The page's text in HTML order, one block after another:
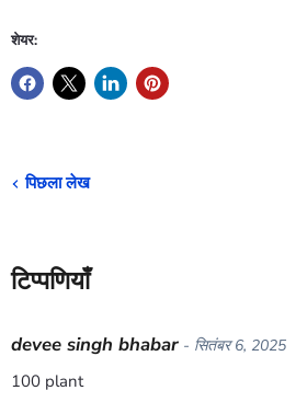
शेयर:
पिछला लेख
टिप्पणियाँ
devee singh bhabar - सितंबर 6, 2025
100 plant